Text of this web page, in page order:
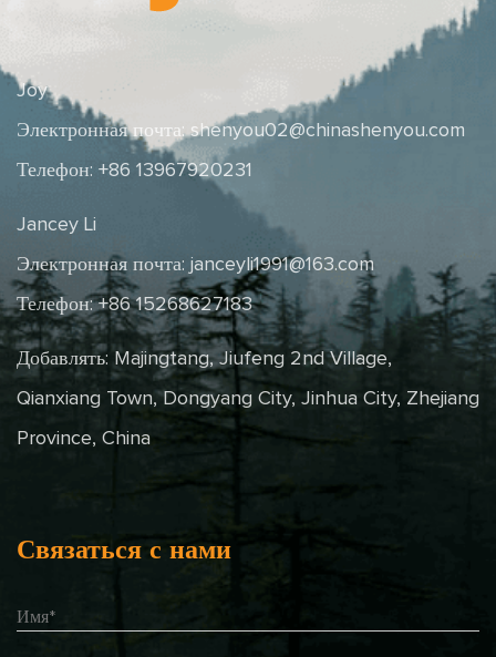
Joy
Электронная почта:shenyou02@chinashenyou.com
Телефон: +86 13967920231
Jancey Li
Электронная почта: janceyli1991@163.com
Телефон: +86 15268627183
Добавлять: Majingtang, Jiufeng 2nd Village,
Qianxiang Town, Dongyang City, Jinhua City, Zhejiang
Province, China
Связаться с нами